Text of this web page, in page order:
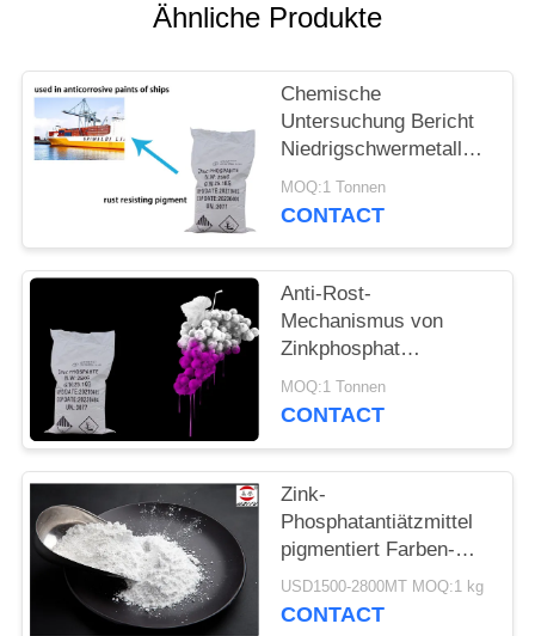
PRIVACY
POLICY
Ähnliche Produkte
Chemische
Untersuchung Bericht
Niedrigschwermetall
Zink Phosphat
Antikorrosive Pigmente
MOQ:1 Tonnen
CONTACT
Anti-Rost-
Mechanismus von
Zinkphosphat
chemischem Pigment
zur
MOQ:1 Tonnen
CONTACT
Zink-
Phosphatantiätzmittel
pigmentiert Farben-
Zusätze und
Beschichtungs-Zusätze
USD1500-2800MT MOQ:1 kg
CONTACT